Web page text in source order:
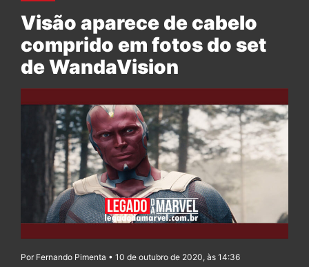
Visão aparece de cabelo
comprido em fotos do set
de WandaVision
Por Fernando Pimenta • 10 de outubro de 2020, às 14:36